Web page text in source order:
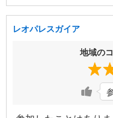
レオパレスガイア
地域の